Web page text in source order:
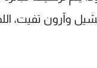
وآرون تفيت،